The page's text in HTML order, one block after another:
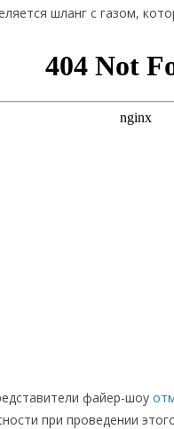
шланг с газом,
файер-шоу
при проведении